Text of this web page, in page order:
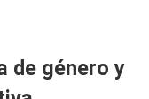
de género y